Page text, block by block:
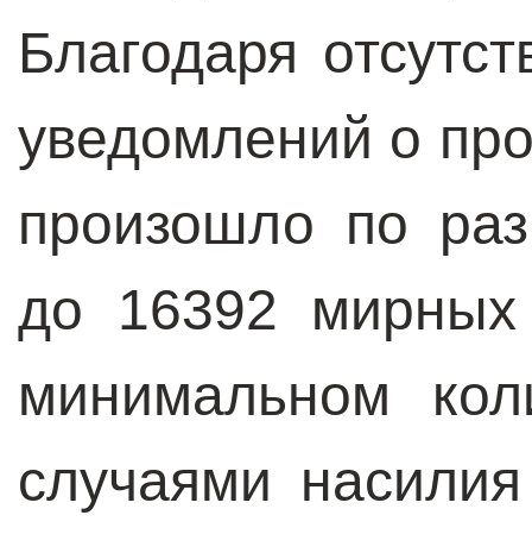
Благодаря
уведомлений о
произошло по
до 16392
минимальном
случаями